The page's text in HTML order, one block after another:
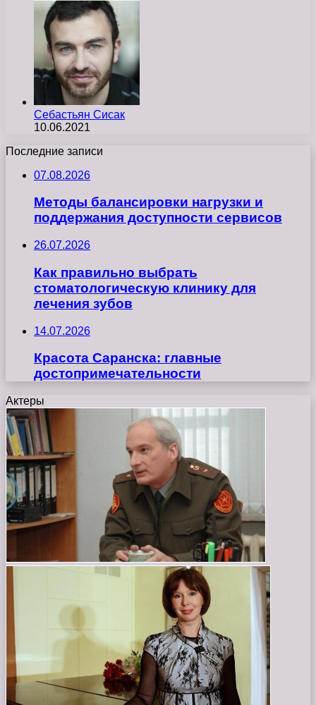
Себастьян Сисак
10.06.2021
Последние записи
07.08.2026
Методы балансировки нагрузки и
поддержания доступности сервисов
26.07.2026
Как правильно выбрать
стоматологическую клинику для
лечения зубов
14.07.2026
Красота Саранска: главные
достопримечательности
Актеры